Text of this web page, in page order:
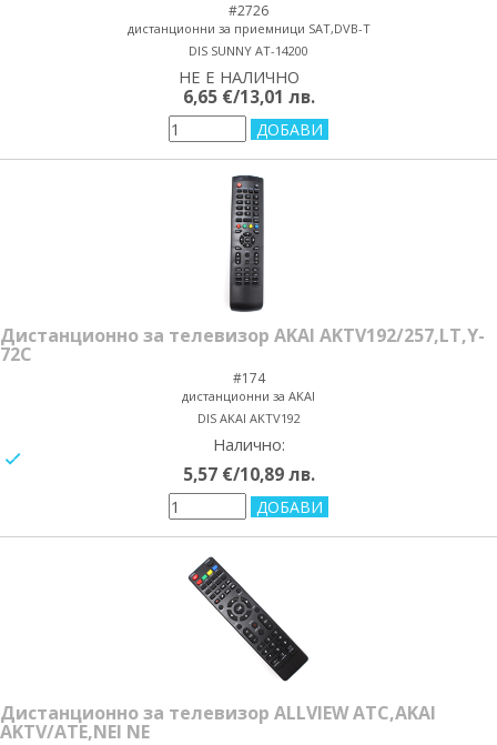
#2726
дистанционни за приемници SAT,DVB-T
DIS SUNNY AT-14200
НЕ Е НАЛИЧНО
6,65 €/13,01 лв.
Дистанционно за телевизор AKAI AKTV192/257,LT,Y-
72C
#174
дистанционни за AKAI
DIS AKAI AKTV192
Налично:
5,57 €/10,89 лв.
Дистанционно за телевизор ALLVIEW ATC,AKAI
AKTV/ATE,NEI NE